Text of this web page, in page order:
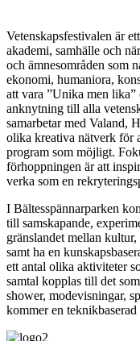
Vetenskapsfestivalen är
akademi, samhälle och
och ämnesområden som
ekonomi, humaniora,
att vara ”Unika men
anknytning till alla
samarbetar med Valand,
olika kreativa nätverk för
program som möjligt.
förhoppningen är att
verka som en
I Bältesspännarparken
till samskapande,
gränslandet mellan
samt ha en
ett antal olika aktiviteter
samtal kopplas till det
shower, modevisningar,
kommer en